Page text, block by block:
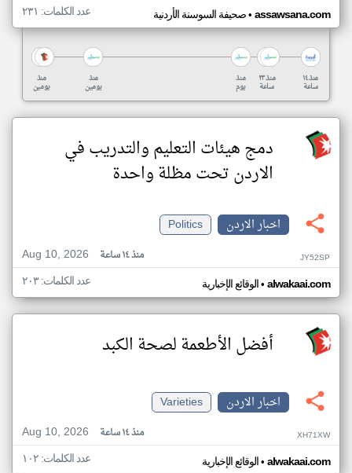
صحيفة السوسنة الأردنية• assawsana.com عدد الكلمات: ٢٣١
منذ
يومين
منذ
يومين
منذ
يوم
منذ ٢٣
ساعة
منذ ١٤
ساعة
دمج هيئات التعليم والتدريب في
الاردن تحت مظلة واحدة
اخبار الاردن
Politics
Aug 10, 2026
منذ ١٤ ساعة JY52SP
الوقائع الإخبارية• alwakaai.com عدد الكلمات: ٢٠٣
أفضل الأطعمة لصحة الكبد
اخبار الاردن
Varieties
Aug 10, 2026
منذ ١٤ ساعة XH71XW
الوقائع الإخبارية• alwakaai.com عدد الكلمات: ١٠٢